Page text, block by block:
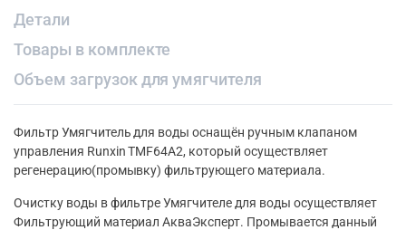
Детали
Товары в комплекте
Объем загрузок для умягчителя
Фильтр Умягчитель для воды оснащён ручным клапаном
управления Runxin TMF64A2, который осуществляет
регенерацию(промывку) фильтрующего материала.
Очистку воды в фильтре Умягчителе для воды осуществляет
Фильтрующий материалАкваЭксперт. Промывается данный